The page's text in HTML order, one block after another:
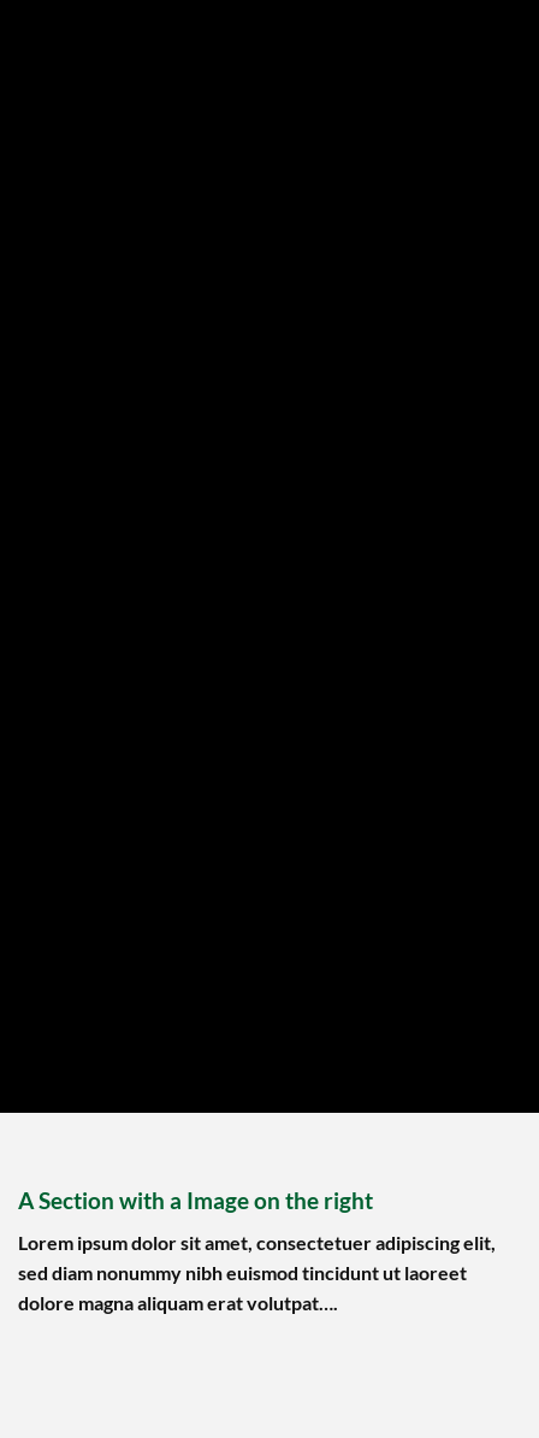
A Section with a Image on the right
Lorem ipsum dolor sit amet, consectetuer adipiscing elit,
sed diam nonummy nibh euismod tincidunt ut laoreet
dolore magna aliquam erat volutpat….